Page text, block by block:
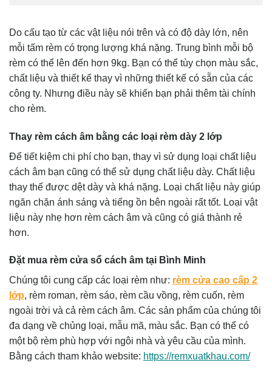
Do cấu tạo từ các vật liệu nói trên và có độ dày lớn, nên
mỗi tấm rèm có trọng lượng khá nặng. Trung bình mỗi bộ
rèm có thể lên đến hơn 9kg. Bạn có thể tùy chọn màu sắc,
chất liệu và thiết kế thay vì những thiết kế có sẵn của các
công ty. Nhưng điều này sẽ khiến bạn phải thêm tài chính
cho rèm.
Thay rèm cách âm bằng các loại rèm dày 2 lớp
Để tiết kiệm chi phí cho bạn, thay vì sử dụng loại chất liệu
cách âm bạn cũng có thể sử dụng chất liệu dày. Chất liệu
thay thế được dệt dày và khá nặng. Loại chất liệu này giúp
ngăn chặn ánh sáng và tiếng ồn bên ngoài rất tốt. Loại vật
liệu này nhẹ hơn rèm cách âm và cũng có giá thành rẻ
hơn.
Đặt mua rèm cửa sổ cách âm tại Bình Minh
Chúng tôi cung cấp các loại rèm như: rèm cửa cao cấp 2
lớp, rèm roman, rèm sáo, rèm cầu vồng, rèm cuốn, rèm
ngoài trời và cả rèm cách âm. Các sản phẩm của chúng tôi
đa dạng về chủng loại, mẫu mã, màu sắc. Bạn có thể có
một bộ rèm phù hợp với ngôi nhà và yêu cầu của mình.
Bằng cách tham khảo website: https://remxuatkhau.com/